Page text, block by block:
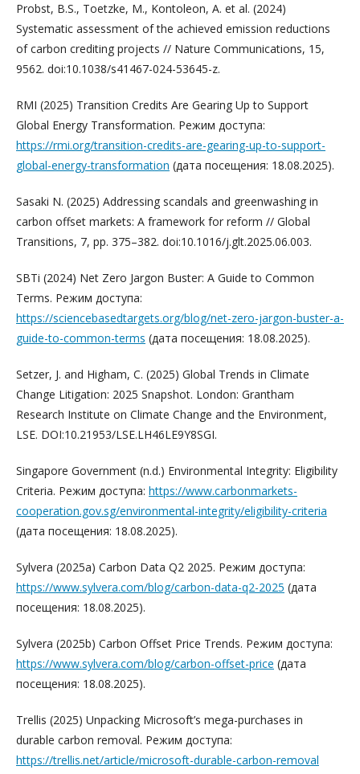
Probst, B.S., Toetzke, M., Kontoleon, A. et al. (2024)
Systematic assessment of the achieved emission reductions
of carbon crediting projects // Nature Communications, 15,
9562. doi:10.1038/s41467-024-53645-z.
RMI (2025) Transition Credits Are Gearing Up to Support
Global Energy Transformation. Режим доступа:
https://rmi.org/transition-credits-are-gearing-up-to-support-
global-energy-transformation (дата посещения: 18.08.2025).
Sasaki N. (2025) Addressing scandals and greenwashing in
carbon offset markets: A framework for reform // Global
Transitions, 7, pp. 375–382. doi:10.1016/j.glt.2025.06.003.
SBTi (2024) Net Zero Jargon Buster: A Guide to Common
Terms. Режим доступа:
https://sciencebasedtargets.org/blog/net-zero-jargon-buster-a-
guide-to-common-terms (дата посещения: 18.08.2025).
Setzer, J. and Higham, C. (2025) Global Trends in Climate
Change Litigation: 2025 Snapshot. London: Grantham
Research Institute on Climate Change and the Environment,
LSE. DOI:10.21953/LSE.LH46LE9Y8SGI.
Singapore Government (n.d.) Environmental Integrity: Eligibility
Criteria. Режим доступа: https://www.carbonmarkets-
cooperation.gov.sg/environmental-integrity/eligibility-criteria
(дата посещения: 18.08.2025).
Sylvera (2025a) Carbon Data Q2 2025. Режим доступа:
https://www.sylvera.com/blog/carbon-data-q2-2025 (дата
посещения: 18.08.2025).
Sylvera (2025b) Carbon Offset Price Trends. Режим доступа:
https://www.sylvera.com/blog/carbon-offset-price (дата
посещения: 18.08.2025).
Trellis (2025) Unpacking Microsoft’s mega-purchases in
durable carbon removal. Режим доступа:
https://trellis.net/article/microsoft-durable-carbon-removal